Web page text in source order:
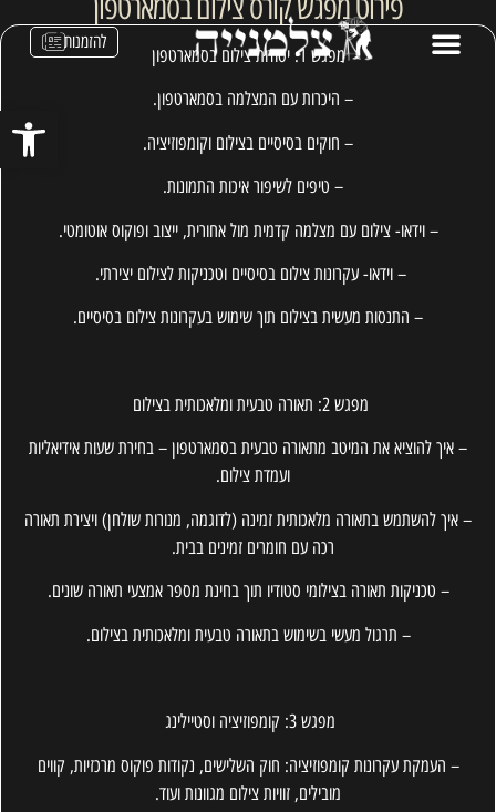
פתח
להזמנות
מפגש 1: יסודות צילום בסמארטפון
– היכרות עם המצלמה בסמארטפון.
– חוקים בסיסיים בצילום וקומפוזיציה.
– טיפים לשיפור איכות התמונות.
– וידאו- צילום עם מצלמה קדמית מול אחורית, ייצוב ופוקוס אוטומטי.
– וידאו- עקרונות צילום בסיסיים וטכניקות לצילום יצירתי.
– התנסות מעשית בצילום תוך שימוש בעקרונות צילום בסיסיים.
מפגש 2: תאורה טבעית ומלאכותית בצילום
– איך להוציא את המיטב מתאורה טבעית בסמארטפון – בחירת שעות אידיאליות
ועמדת צילום.
– איך להשתמש בתאורה מלאכותית זמינה (לדוגמה, מנורות שולחן) ויצירת תאורה
רכה עם חומרים זמינים בבית.
– טכניקות תאורה בצילומי סטודיו תוך בחינת מספר אמצעי תאורה שונים.
– תרגול מעשי בשימוש בתאורה טבעית ומלאכותית בצילום.
מפגש 3: קומפוזיציה וסטיילינג
– העמקת עקרונות קומפוזיציה: חוק השלישים, נקודות פוקוס מרכזיות, קווים
מובילים, זוויות צילום מגוונות ועוד.